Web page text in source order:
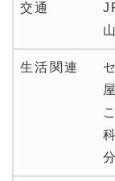
交通
生活関連
分